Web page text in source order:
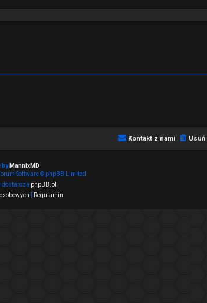
Kontakt z nami
by MannixMD
Software © phpBB Limited
dostarcza phpBB.pl
Regulamin